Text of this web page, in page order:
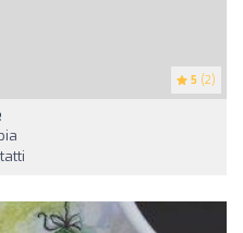
5 (2)